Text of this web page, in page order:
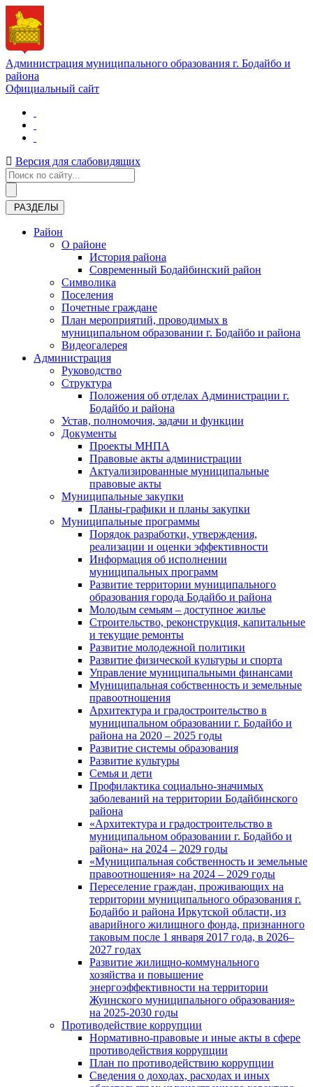
Администрация муниципального образования г. Бодайбо и
района
Официальный сайт
Версия для слабовидящих
РАЗДЕЛЫ
Район
О районе
История района
Современный Бодайбинский район
Символика
Поселения
Почетные граждане
План мероприятий, проводимых в
муниципальном образовании г. Бодайбо и района
Видеогалерея
Администрация
Руководство
Структура
Положения об отделах Администрации г.
Бодайбо и района
Устав, полномочия, задачи и функции
Документы
Проекты МНПА
Правовые акты администрации
Актуализированные муниципальные
правовые акты
Муниципальные закупки
Планы-графики и планы закупки
Муниципальные программы
Порядок разработки, утверждения,
реализации и оценки эффективности
Информация об исполнении
муниципальных программ
Развитие территории муниципального
образования города Бодайбо и района
Молодым семьям – доступное жилье
Строительство, реконструкция, капитальные
и текущие ремонты
Развитие молодежной политики
Развитие физической культуры и спорта
Управление муниципальными финансами
Муниципальная собственность и земельные
правоотношения
Архитектура и градостроительство в
муниципальном образовании г. Бодайбо и
района на 2020 – 2025 годы
Развитие системы образования
Развитие культуры
Семья и дети
Профилактика социально-значимых
заболеваний на территории Бодайбинского
района
«Архитектура и градостроительство в
муниципальном образовании г. Бодайбо и
района» на 2024 – 2029 годы
«Муниципальная собственность и земельные
правоотношения» на 2024 – 2029 годы
Переселение граждан, проживающих на
территории муниципального образования г.
Бодайбо и района Иркутской области, из
аварийного жилищного фонда, признанного
таковым после 1 января 2017 года, в 2026–
2027 годах
Развитие жилищно-коммунального
хозяйства и повышение
энергоэффективности на территории
Жуинского муниципального образования»
на 2025-2030 годы
Противодействие коррупции
Нормативно-правовые и иные акты в сфере
противодействия коррупции
План по противодействию коррупции
Сведения о доходах, расходах и иных